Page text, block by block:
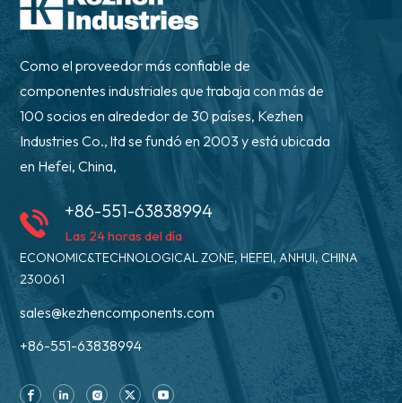
Como el proveedor más confiable de
componentes industriales que trabaja con más de
100 socios en alrededor de 30 países, Kezhen
Industries Co., ltd se fundó en 2003 y está ubicada
en Hefei, China,
+86-551-63838994
Las 24 horas del día
ECONOMIC&TECHNOLOGICAL ZONE, HEFEI, ANHUI, CHINA
230061
sales@kezhencomponents.com
+86-551-63838994